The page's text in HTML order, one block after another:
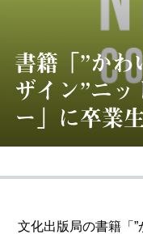
書籍「”か
ザイン”ニッ
ー」に卒業
文化出版局の書籍「